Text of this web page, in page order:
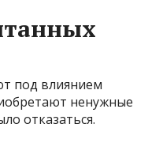
под влиянием
ненужные
отказаться.